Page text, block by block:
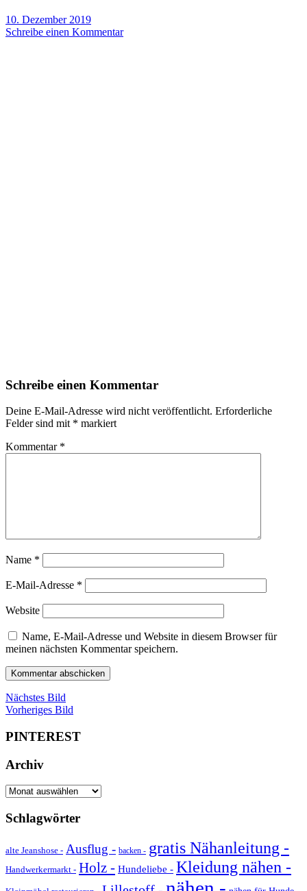
10. Dezember 2019
Schreibe einen Kommentar
Schreibe einen Kommentar
Deine E-Mail-Adresse wird nicht veröffentlicht. Erforderliche
Felder sind mit * markiert
Kommentar *
Name *
E-Mail-Adresse *
Website
Name, E-Mail-Adresse und Website in diesem Browser für
meinen nächsten Kommentar speichern.
Nächstes Bild
Vorheriges Bild
PINTEREST
Archiv
Archiv
Schlagwörter
alte Jeanshose - Ausflug - backen - gratis Nähanleitung -
Handwerkermarkt - Holz - Hundeliebe - Kleidung nähen -